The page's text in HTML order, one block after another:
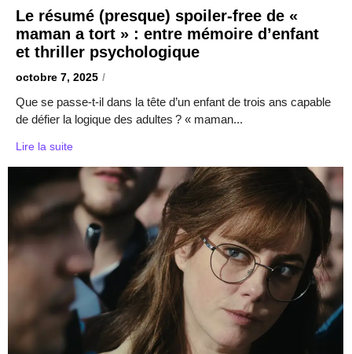
Le résumé (presque) spoiler-free de «
maman a tort » : entre mémoire d’enfant
et thriller psychologique
octobre 7, 2025 /
Que se passe-t-il dans la tête d’un enfant de trois ans capable
de défier la logique des adultes ? « maman...
Lire la suite